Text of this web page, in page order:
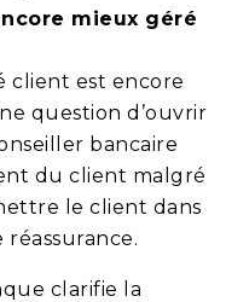
mieux géré
client est encore
question d’ouvrir
bancaire
du client malgré
le client dans
réassurance.
clarifie la